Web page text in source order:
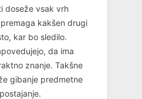
doseže vsak vrh
kakšen drugi
kar bo sledilo.
da ima
znanje. Takšne
gibanje predmetne